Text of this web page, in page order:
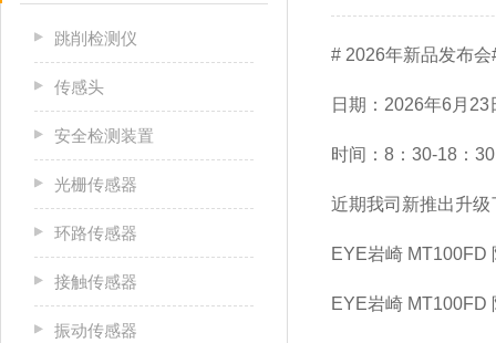
跳削检测仪
传感头
安全检测装置
光栅传感器
环路传感器
接触传感器
振动传感器
# 2026年新品发布会
日期：2026年6月23
时间：8：30-18：30
近期我司新推出升级
EYE岩崎 MT100FD
EYE岩崎 MT100FD